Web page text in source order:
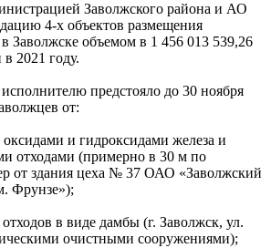
Заволжского района и АО
4-х объектов размещения
Заволжске объемом в 1 456 013 539,26
2021 году.
предстояло до 30 ноября
от:
и гидроксидами железа и
отходами (примерно в 30 м по
от здания цеха № 37 ОАО «Заволжский
Фрунзе»);
в виде дамбы (г. Заволжск, ул.
очистными сооружениями);